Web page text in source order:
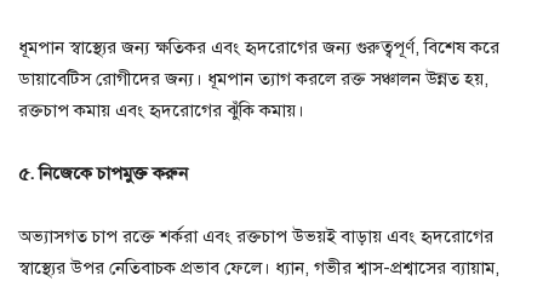
ধূমপান স্বাস্থ্যের জন্য ক্ষতিকর এবং হৃদরোগের জন্য গুরুত্বপূর্ণ, বিশেষ করে
ডায়াবেটিস রোগীদের জন্য। ধূমপান ত্যাগ করলে রক্ত ​​সঞ্চালন উন্নত হয়,
রক্তচাপ কমায় এবং হৃদরোগের ঝুঁকি কমায়।
৫. নিজেকে চাপমুক্ত করুন
অভ্যাসগত চাপ রক্তে শর্করা এবং রক্তচাপ উভয়ই বাড়ায় এবং হৃদরোগের
স্বাস্থ্যের উপর নেতিবাচক প্রভাব ফেলে। ধ্যান, গভীর শ্বাস-প্রশ্বাসের ব্যায়াম,